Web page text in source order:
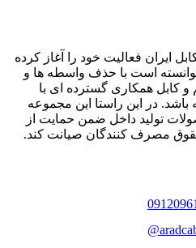
ایران فعالیت خود را آغاز کرده
گذشته توانسته است با حذف واسطه ها و
و کابل همکاری گسترده ای با
در این راستا این مجموعه
تولید داخل ضمن حمایت از
حقوق مصرف کنندگان صیانت کند.